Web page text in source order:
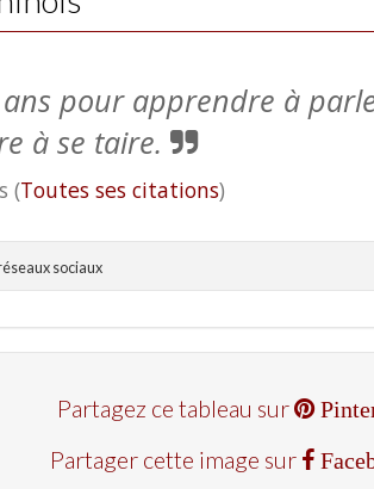
pour apprendre à
à se taire.
(Toutes ses citations)
sociaux
Partagez ce tableau sur
Partager cette image sur